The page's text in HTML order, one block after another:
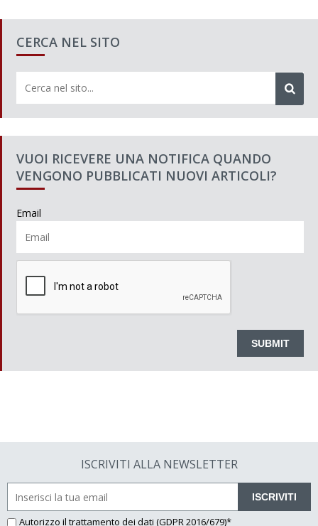
CERCA NEL SITO
VUOI RICEVERE UNA NOTIFICA QUANDO
VENGONO PUBBLICATI NUOVI ARTICOLI?
Email
ISCRIVITI ALLA NEWSLETTER
ISCRIVITI
Autorizzo il trattamento dei dati (GDPR 2016/679)*